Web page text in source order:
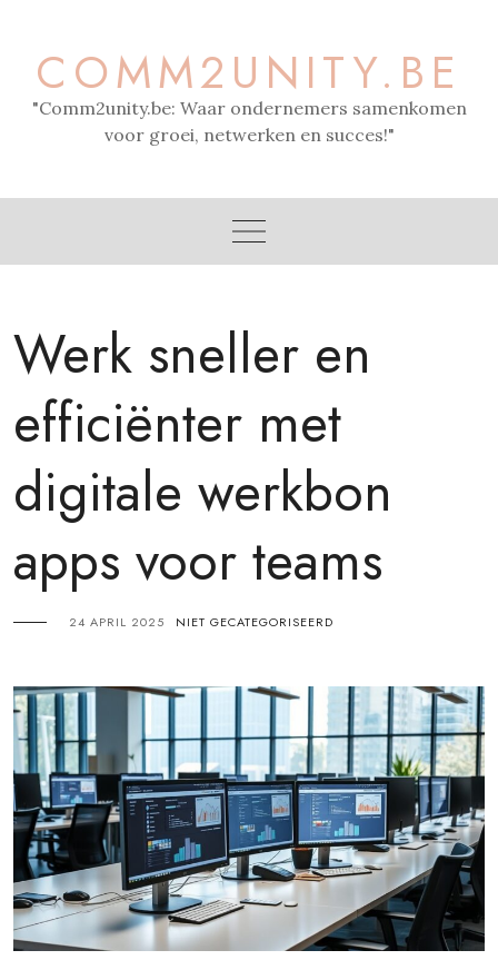
contentCOMM2UNITY.BE
"Comm2unity.be: Waar ondernemers samenkomen
voor groei, netwerken en succes!"
Werk sneller en
efficiënter met
digitale werkbon
apps voor teams
24 APRIL 2025 NIET GECATEGORISEERD